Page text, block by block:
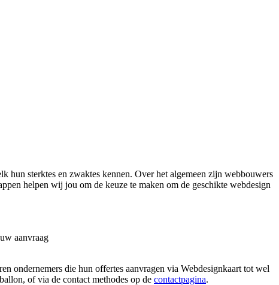
hun sterktes en zwaktes kennen. Over het algemeen zijn webbouwers
helpen wij jou om de keuze te maken om de geschikte webdesign
aanvraag
ondernemers die hun offertes aanvragen via Webdesignkaart tot wel
of via de contact methodes op de contactpagina.